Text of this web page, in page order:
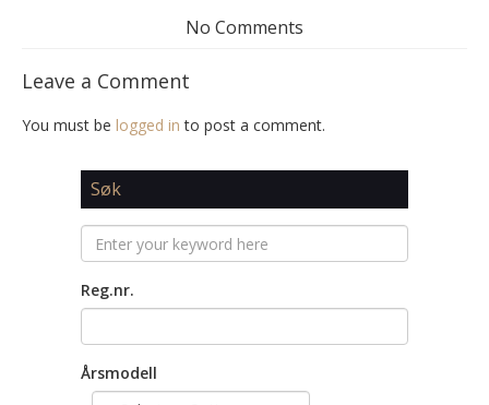
No Comments
Leave a Comment
You must be logged in to post a comment.
Søk
Reg.nr.
Årsmodell